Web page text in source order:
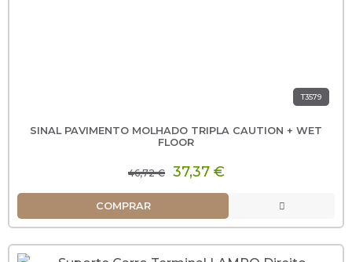
T3579
SINAL PAVIMENTO MOLHADO TRIPLA CAUTION + WET
FLOOR
46,72 € 37,37 €
COMPRAR